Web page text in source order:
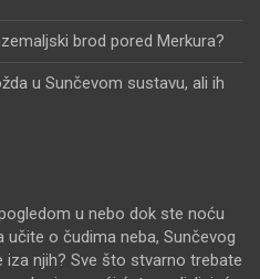
brod pored Merkura?
u Sunčevom sustavu, ali ih
u nebo dok ste noću
učite o čudima neba, Sunčevog
njih? Sve što stvarno trebate